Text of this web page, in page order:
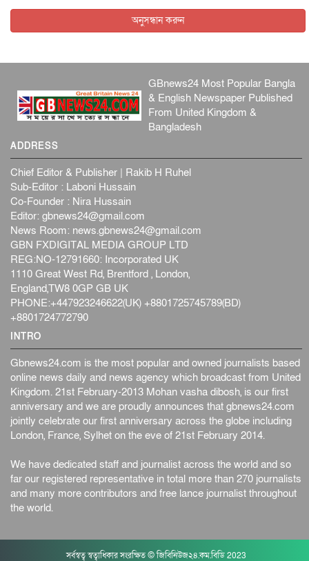
অনুসন্ধান করুন
GBnews24 Most Popular Bangla
& English Newspaper Published
From United Kingdom &
Bangladesh
ADDRESS
Chief Editor & Publisher | Rakib H Ruhel
Sub-Editor : Laboni Hussain
Co-Founder : Nira Hussain
Editor: gbnews24@gmail.com
News Room: news.gbnews24@gmail.com
GBN FXDIGITAL MEDIA GROUP LTD
REG:NO-12791660: Incorporated UK
1110 Great West Rd, Brentford , London,
England,TW8 0GP GB UK
PHONE:+447923246622(UK) +8801725745789(BD)
+8801724772790
INTRO
Gbnews24.com is the most popular and owned journalists based
online news daily and news agency which broadcast from United
Kingdom. 21st February-2013 Mohan vasha dibosh, is our first
anniversary and we are proudly announces that gbnews24.com
jointly celebrate our first anniversary across the globe including
London, France, Sylhet on the eve of 21st February 2014.
We have dedicated staff and journalist across the world and so
far our registered representative in total more than 270 journalists
and many more contributors and free lance journalist throughout
the world.
সর্বস্বত্ব স্বত্বাধিকার সংরক্ষিত © জিবিনিউজ২৪.কম.বিডি 2023